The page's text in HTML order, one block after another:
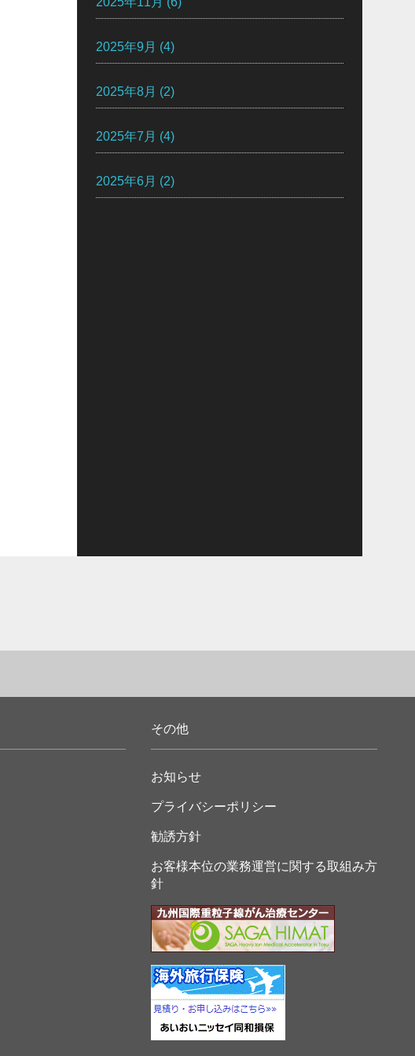
2025年9月 (4)
2025年8月 (2)
2025年7月 (4)
2025年6月 (2)
その他
お知らせ
プライバシーポリシー
勧誘方針
お客様本位の業務運営に関する取組み方
針